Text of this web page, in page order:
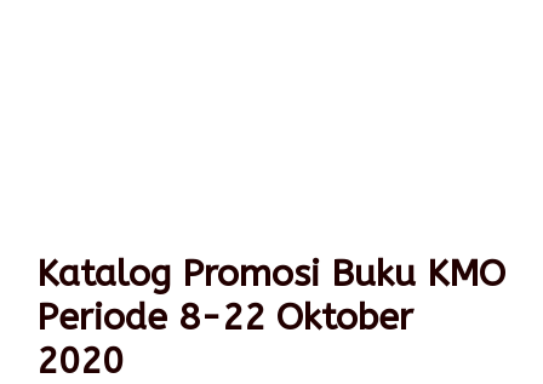
Katalog Promosi Buku KMO
Periode 8-22 Oktober
2020